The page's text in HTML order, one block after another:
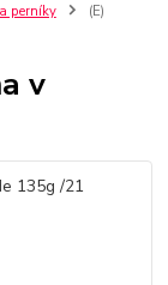
perníky
(E)
v